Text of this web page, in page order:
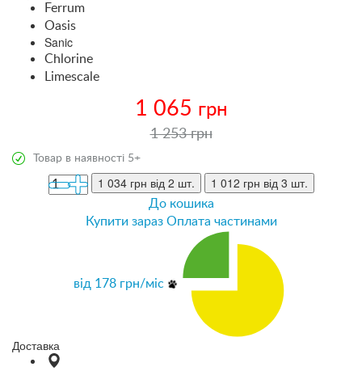
Ferrum
Oasis
Sanic
Chlorine
Limescale
1 065 грн
1 253 грн
Товар в наявності 5+
1 034 грн від 2 шт. 1 012 грн від 3 шт.
До кошика
Купити зараз Оплата частинами
від 178 грн/міс
Доставка